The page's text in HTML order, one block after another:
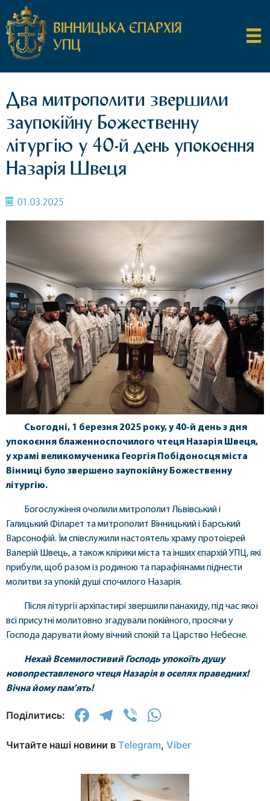
ВІННИЦЬКА ЄПАРХІЯ
УПЦ
Два митрополити звершили
заупокійну Божественну
літургію у 40-й день упокоєння
Назарія Швеця
01.03.2025
Сьогодні, 1 березня 2025 року, у 40-й день з дня
упокоєння блаженноспочилого чтеця Назарія Швеця,
у храмі великомученика Георгія Побідоносця міста
Вінниці було звершено заупокійну Божественну
літургію.
Богослужіння очолили митрополит Львівський і
Галицький Філарет та митрополит Вінницький і Барський
Варсонофій. Їм співслужили настоятель храму протоієрей
Валерій Швець, а також клірики міста та інших єпархій УПЦ, які
прибули, щоб разом із родиною та парафіянами піднести
молитви за упокій душі спочилого Назарія.
Після літургії архіпастирі звершили панахиду, під час якої
всі присутні молитовно згадували покійного, просячи у
Господа дарувати йому вічний спокій та Царство Небесне.
Нехай Всемилостивий Господь упокоїть душу
новопреставленого чтеця Назарія в оселях праведних!
Вічна йому пам’ять!
Поділитись: Facebook
Telegram
Viber
Читайте наші новини в Telegram, Viber